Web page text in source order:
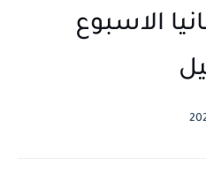
الاسبوع